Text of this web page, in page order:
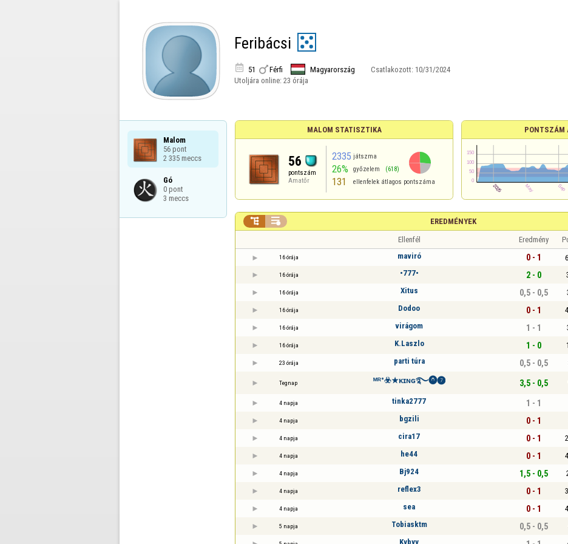
Feribácsi
 51 Férfi Magyarország Csatlakozott: 10/31/2024
Utoljára online: 23 órája
Malom
56 pont
2 335 meccs
Gó
0 pont
3 meccs
MALOM STATISZTIKA
56
pontszám
Amatőr
2335 játszma
26% győzelem (618)
131 ellenfelek átlagos pontszáma
PONTSZÁM
EREDMÉNYEK
 
Ellenfél Eredmény
16 órája maviró 0 - 1
16 órája •777• 2 - 0
16 órája Xitus 0,5 - 0,5
16 órája Dodoo 0 - 1
16 órája virágom 1 - 1
16 órája K.Laszlo 1 - 0
23 órája parti túra 0,5 - 0,5
Tegnap ᴹᴿ°☣️★ᴋɪɴɢ࿐⓿❼ 3,5 - 0,5
4 napja tinka2777 1 - 1
4 napja bgzili 0 - 1
4 napja cira17 0 - 1
4 napja he44 0 - 1
4 napja Bj924 1,5 - 0,5
4 napja reflex3 0 - 1
4 napja sea 0 - 1
5 napja Tobiasktm 0,5 - 0,5
Kybyy